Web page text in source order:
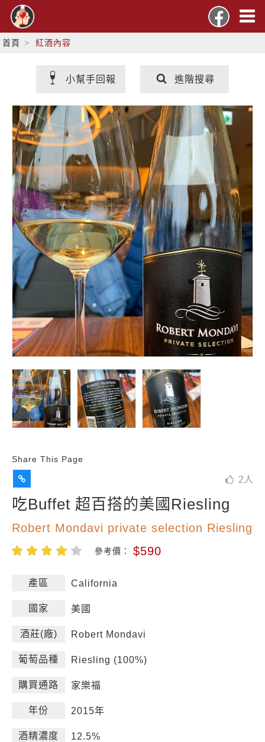
首頁 紅酒內容
小幫手回報 進階搜尋
Share This Page
2 人
吃Buffet 超百搭的美國Riesling
Robert Mondavi private selection Riesling
參考價： $590
產區 California
國家 美國
酒莊(廠) Robert Mondavi
葡萄品種 Riesling (100%)
購買通路 家樂福
年份 2015年
酒精濃度 12.5%